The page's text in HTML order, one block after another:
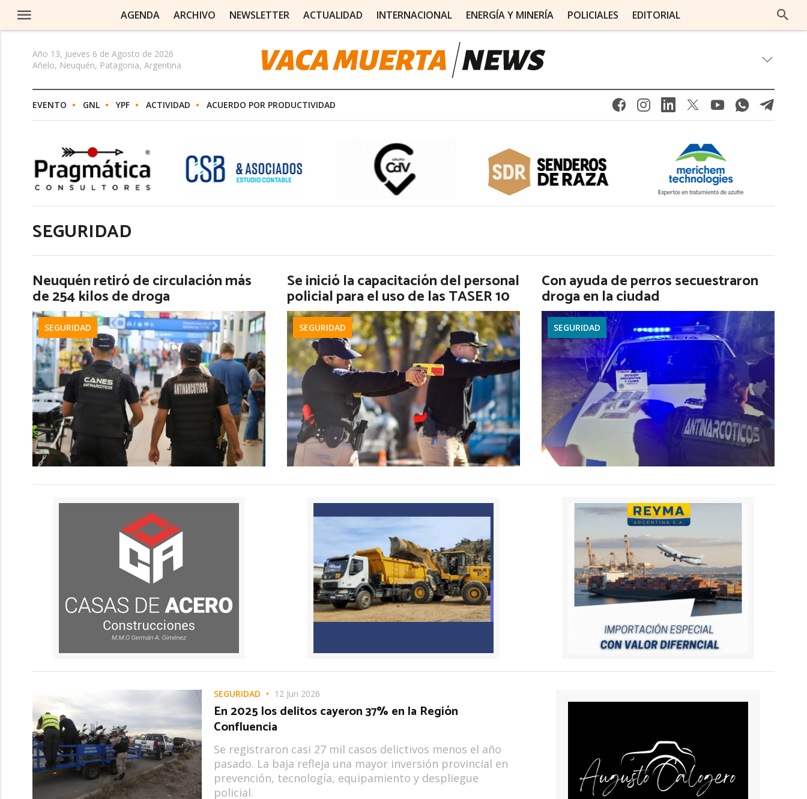
AGENDA ARCHIVO NEWSLETTER ACTUALIDAD INTERNACIONAL ENERGÍA Y MINERÍA POLICIALES EDITORIAL
Año 13, Jueves 6 de Agosto de 2026
Añelo, Neuquén, Patagonia, Argentina
EVENTO GNL YPF ACTIVIDAD ACUERDO POR PRODUCTIVIDAD
SEGURIDAD
Neuquén retiró de circulación más
de 254 kilos de droga
SEGURIDAD
Se inició la capacitación del personal
policial para el uso de las TASER 10
SEGURIDAD
Con ayuda de perros secuestraron
droga en la ciudad
SEGURIDAD
SEGURIDAD 12 Jun 2026
En 2025 los delitos cayeron 37% en la Región
Confluencia
Se registraron casi 27 mil casos delictivos menos el año
pasado. La baja refleja una mayor inversión provincial en
prevención, tecnología, equipamiento y despliegue
policial.